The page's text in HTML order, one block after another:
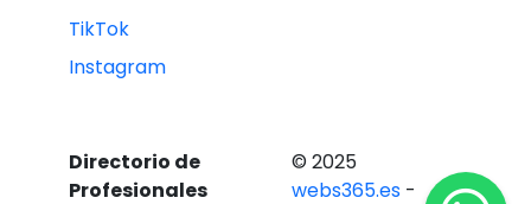
TikTok
Instagram
Directorio de
Profesionales
© 2025
webs365.es -